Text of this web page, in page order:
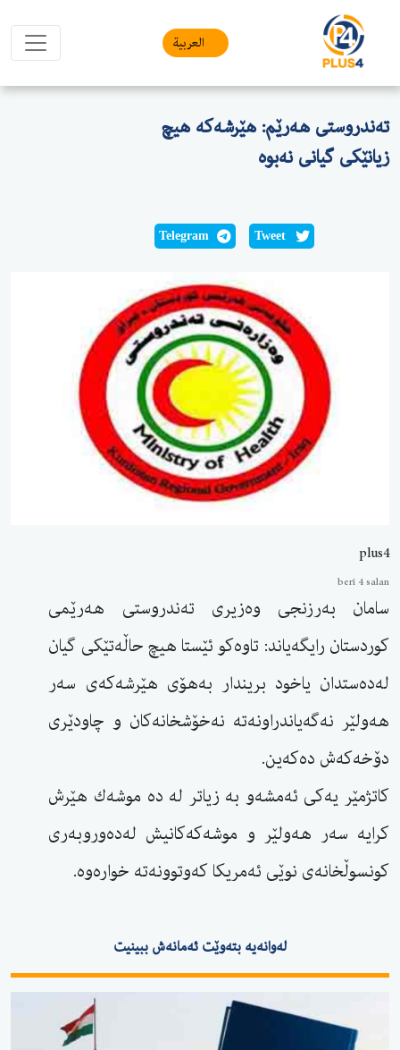
العربیة
تەندروستی هەرێم: هێرشەكە هیچ
زیانێكی گیانی نەبوە
Tweet
Telegram
plus4
berî 4 salan
سامان بەرزنجی وەزیری تەندروستی هەرێمی
كوردستان رایگەیاند: تاوەكو ئێستا هیچ حاڵەتێكی گیان
لەدەستدان یاخود بریندار بەهۆی هێرشەكەی سەر
هەولێر نەگەیاندراونەتە نەخۆشخانەكان و چاودێری
دۆخەكەش دەكەین.
كاتژمێر یەكی ئەمشەو بە زیاتر لە دە موشەك هێرش
كرایە سەر هەولێر و موشەكەكانیش لەدەوروبەری
كونسوڵخانەی نوێی ئەمریكا كەوتوونەتە خوارەوە.
لەوانەیە بتەوێت ئەمانەش ببینیت